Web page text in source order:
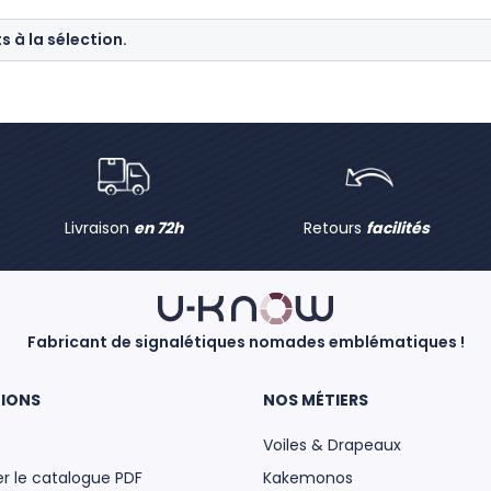
à la sélection.
Livraison en 72h Retours facilités
Fabricant de signalétiques nomades emblématiques !
le catalogue PDF
NOS MÉTIERS
Voiles & Drapeaux
Kakemonos